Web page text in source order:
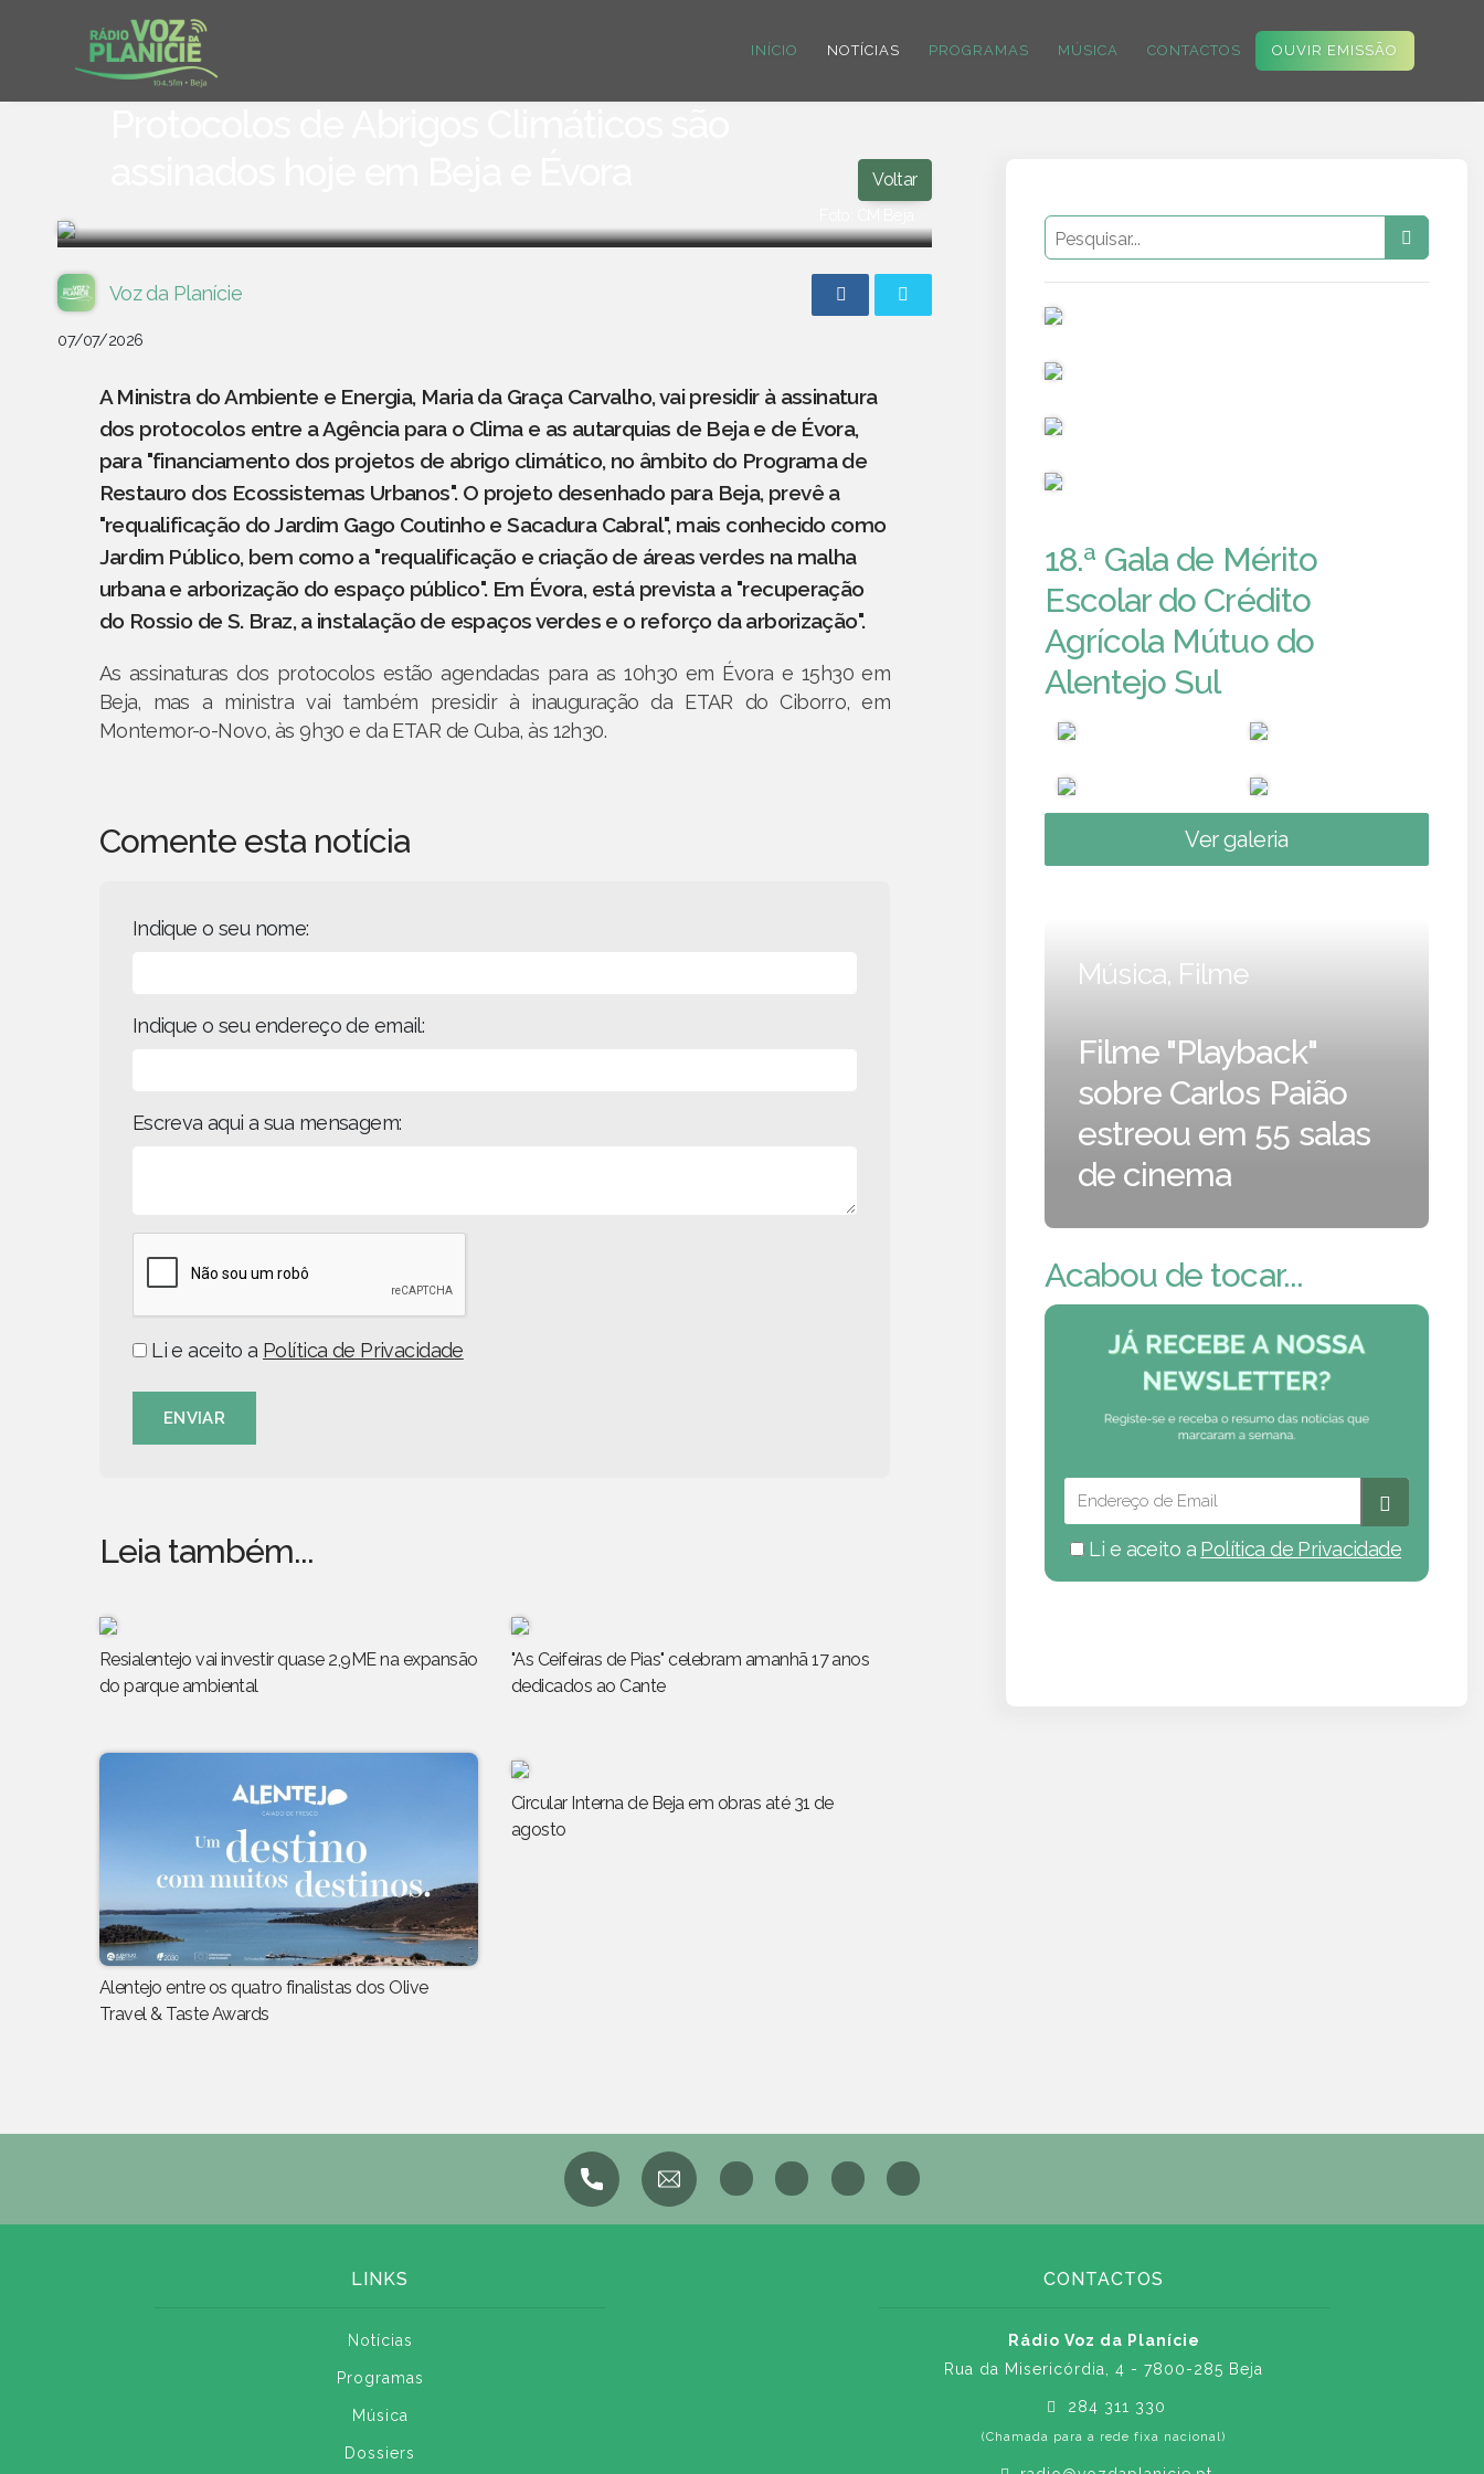
INÍCIO NOTÍCIAS PROGRAMAS MÚSICA CONTACTOS OUVIR EMISSÃO
Voltar
Voz da Planície
07/07/2026
A Ministra do Ambiente e Energia, Maria da Graça Carvalho, vai presidir à assinatura
dos protocolos entre a Agência para o Clima e as autarquias de Beja e de Évora,
para "financiamento dos projetos de abrigo climático, no âmbito do Programa de
Restauro dos Ecossistemas Urbanos". O projeto desenhado para Beja, prevê a
"requalificação do Jardim Gago Coutinho e Sacadura Cabral", mais conhecido como
Jardim Público, bem como a "requalificação e criação de áreas verdes na malha
urbana e arborização do espaço público". Em Évora, está prevista a "recuperação
do Rossio de S. Braz, a instalação de espaços verdes e o reforço da arborização".
As assinaturas dos protocolos estão agendadas para as 10h30 em Évora e 15h30 em
Beja, mas a ministra vai também presidir à inauguração da ETAR do Ciborro, em
Montemor-o-Novo, às 9h30 e da ETAR de Cuba, às 12h30.
Comente esta notícia
Indique o seu nome:
Indique o seu endereço de email:
Escreva aqui a sua mensagem:
Li e aceito a Política de Privacidade
ENVIAR
Leia também...
Resialentejo vai investir quase 2,9ME na expansão
do parque ambiental
"As Ceifeiras de Pias" celebram amanhã 17 anos
dedicados ao Cante
Alentejo entre os quatro finalistas dos Olive
Travel & Taste Awards
Circular Interna de Beja em obras até 31 de
agosto
18.ª Gala de Mérito
Escolar do Crédito
Agrícola Mútuo do
Alentejo Sul
Ver galeria
Música, Filme
Filme "Playback"
sobre Carlos Paião
estreou em 55 salas
de cinema
Acabou de tocar...
Li e aceito a Política de Privacidade
LINKS
Notícias
Programas
Música
Dossiers
CONTACTOS
Rádio Voz da Planície
Rua da Misericórdia, 4 - 7800-285 Beja
284 311 330
(Chamada para a rede fixa nacional)